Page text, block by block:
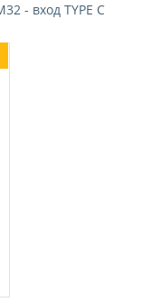
- вход TYPE C